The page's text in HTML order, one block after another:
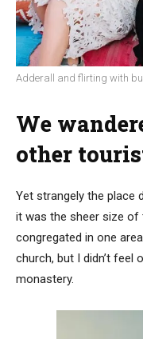
Adderall and flirting with
We
other
Yet strangely the place
it was the sheer size of
congregated in one
church, but I didn’t feel
monastery.